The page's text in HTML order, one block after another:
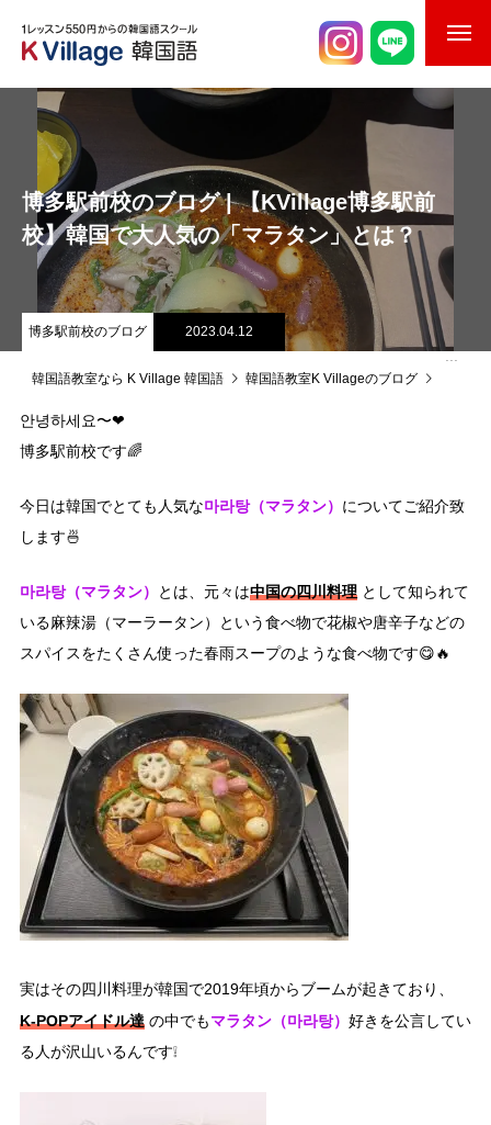
校舎案内
ご入校までの流れ
韓国語講師紹介
スケジュール
K Village韓国留学
博多駅前校のブログ | 【KVillage博多駅前
校】韓国で大人気の「マラタン」とは？
博多駅前校のブログ 2023.04.12
韓国語教室なら K Village 韓国語 韓国語教室K Villageのブログ
안녕하세요〜❤
博多駅前校です🌈
今日は韓国でとても人気な마라탕（マラタン） についてご紹介致
します🍜
마라탕（マラタン） とは、元々は中国の四川料理 として知られて
いる麻辣湯（マーラータン）という食べ物で花椒や唐辛子などの
スパイスをたくさん使った春雨スープのような食べ物です😋🔥
実はその四川料理が韓国で2019年頃からブームが起きており、
K‐POPアイドル達 の中でも マラタン（마라탕） 好きを公言してい
る人が沢山いるんです❕